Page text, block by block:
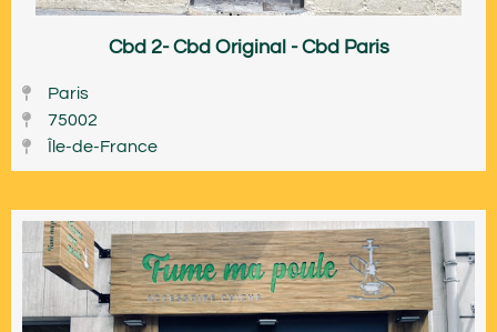
Cbd 2- Cbd Original - Cbd Paris
Paris
75002
Île-de-France